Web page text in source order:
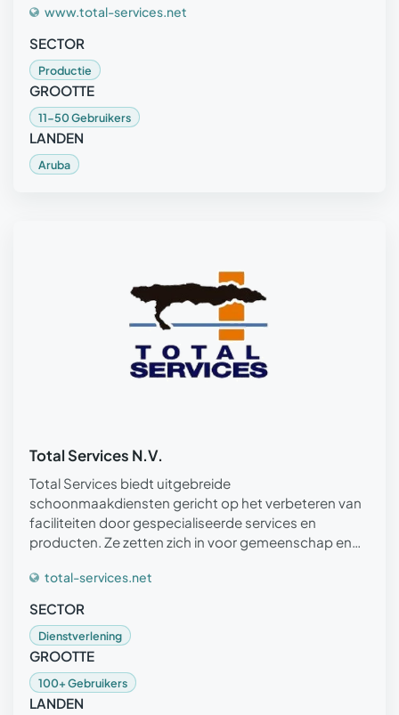
www.total-services.net
SECTOR
Productie
GROOTTE
11-50 Gebruikers
LANDEN
Aruba
Total Services N.V.
Total Services biedt uitgebreide
schoonmaakdiensten gericht op het verbeteren van
faciliteiten door gespecialiseerde services en
producten. Ze zetten zich in voor gemeenschap en
certificeringen en positieve klantfeedback.
total-services.net
SECTOR
Dienstverlening
GROOTTE
100+ Gebruikers
LANDEN